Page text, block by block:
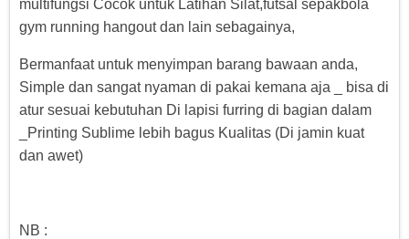
multifungsi Cocok untuk Latihan Silat,futsal sepakbola
gym running hangout dan lain sebagainya,
Bermanfaat untuk menyimpan barang bawaan anda,
Simple dan sangat nyaman di pakai kemana aja _ bisa di
atur sesuai kebutuhan Di lapisi furring di bagian dalam
_Printing Sublime lebih bagus Kualitas (Di jamin kuat
dan awet)
NB :